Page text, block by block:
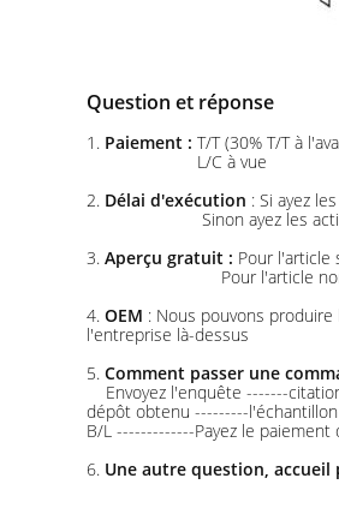
Question et réponse
1. Paiement : T/T (30% T/T à
L/C à vue
2. Délai d'exécution : Si ayez
Sinon ayez les
3. Aperçu gratuit : Pour l'article
Pour l'article
4. OEM : Nous pouvons
l'entreprise là-dessus
5. Comment passer une
Envoyez l'enquête -------
dépôt obtenu ---------
B/L -------------Payez le
6. Une autre question,